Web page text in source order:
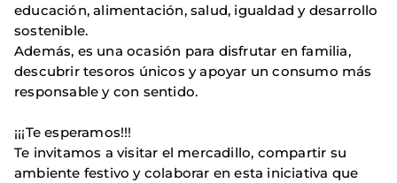
educación, alimentación, salud, igualdad y desarrollo
sostenible.
Además, es una ocasión para disfrutar en familia,
descubrir tesoros únicos y apoyar un consumo más
responsable y con sentido.
¡¡¡Te esperamos!!!
Te invitamos a visitar el mercadillo, compartir su
ambiente festivo y colaborar en esta iniciativa que